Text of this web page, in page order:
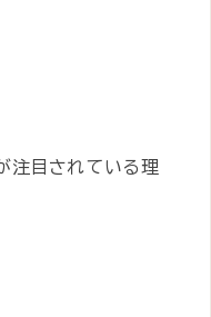
注目されている理